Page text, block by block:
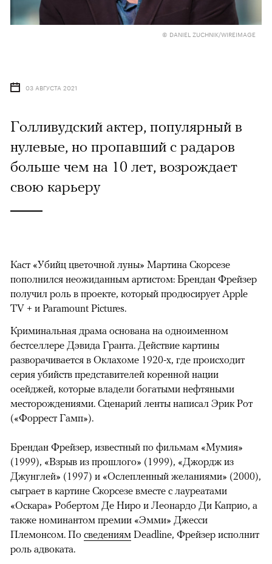
© DANIEL ZUCHNIK/WIREIMAGE
03 АВГУСТА 2021
Голливудский актер, популярный в
нулевые, но пропавший с радаров
больше чем на 10 лет, возрождает
свою карьеру
Каст «Убийц цветочной луны» Мартина Скорсезе
пополнился неожиданным артистом: Брендан Фрейзер
получил роль в проекте, который продюсирует Apple
TV + и Paramount Pictures.
Криминальная драма основана на одноименном
бестселлере Дэвида Гранта. Действие картины
разворачивается в Оклахоме 1920-х, где происходит
серия убийств представителей коренной нации
осейджей, которые владели богатыми нефтяными
месторождениями. Сценарий ленты написал Эрик Рот
(«Форрест Гамп»).
Брендан Фрейзер, известный по фильмам «Мумия»
(1999), «Взрыв из прошлого» (1999), «Джордж из
Джунглей» (1997) и «Ослепленный желаниями» (2000),
сыграет в картине Скорсезе вместе с лауреатами
«Оскара» Робертом Де Ниро и Леонардо Ди Каприо, а
также номинантом премии «Эмми» Джесси
Племонсом. По сведениям Deadline, Фрейзер исполнит
роль адвоката.